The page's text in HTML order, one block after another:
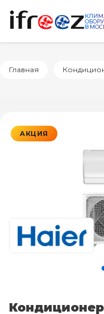
В
Главная
АКЦИЯ
Кондиционер